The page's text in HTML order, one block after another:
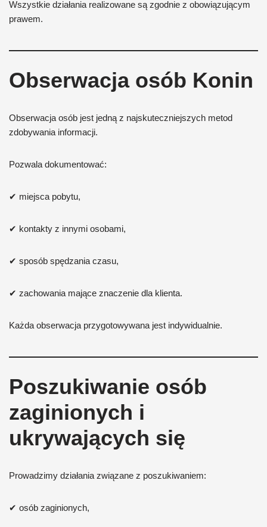
Wszystkie działania realizowane są zgodnie z obowiązującym
prawem.
Obserwacja osób Konin
Obserwacja osób jest jedną z najskuteczniejszych metod
zdobywania informacji.
Pozwala dokumentować:
✔ miejsca pobytu,
✔ kontakty z innymi osobami,
✔ sposób spędzania czasu,
✔ zachowania mające znaczenie dla klienta.
Każda obserwacja przygotowywana jest indywidualnie.
Poszukiwanie osób
zaginionych i
ukrywających się
Prowadzimy działania związane z poszukiwaniem:
✔ osób zaginionych,